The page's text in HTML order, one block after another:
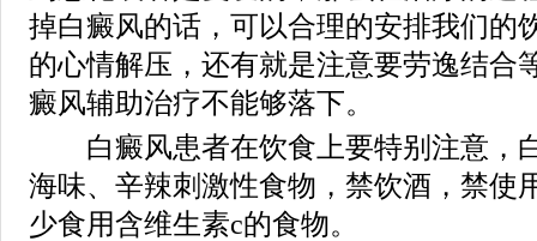
掉白癜风的话，可以合理的安排我们的
的心情解压，还有就是注意要劳逸结合
癜风辅助治疗不能够落下。
白癜风患者在饮食上要特别注意，
海味、辛辣刺激性食物，禁饮酒，禁使
少食用含维生素c的食物。